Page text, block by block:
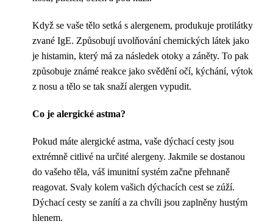
Když se vaše tělo setká s alergenem, produkuje protilátky
zvané IgE. Způsobují uvolňování chemických látek jako
je histamin, který má za následek otoky a záněty. To pak
způsobuje známé reakce jako svědění očí, kýchání, výtok
z nosu a tělo se tak snaží alergen vypudit.
Co je alergické astma?
Pokud máte alergické astma, vaše dýchací cesty jsou
extrémně citlivé na určité alergeny. Jakmile se dostanou
do vašeho těla, váš imunitní systém začne přehnaně
reagovat. Svaly kolem vašich dýchacích cest se zúží.
Dýchací cesty se zanítí a za chvíli jsou zaplněny hustým
hlenem.